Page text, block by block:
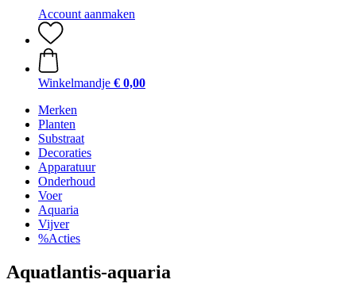
Account aanmaken
Winkelmandje € 0,00
Merken
Planten
Substraat
Decoraties
Apparatuur
Onderhoud
Voer
Aquaria
Vijver
%Acties
Aquatlantis-aquaria